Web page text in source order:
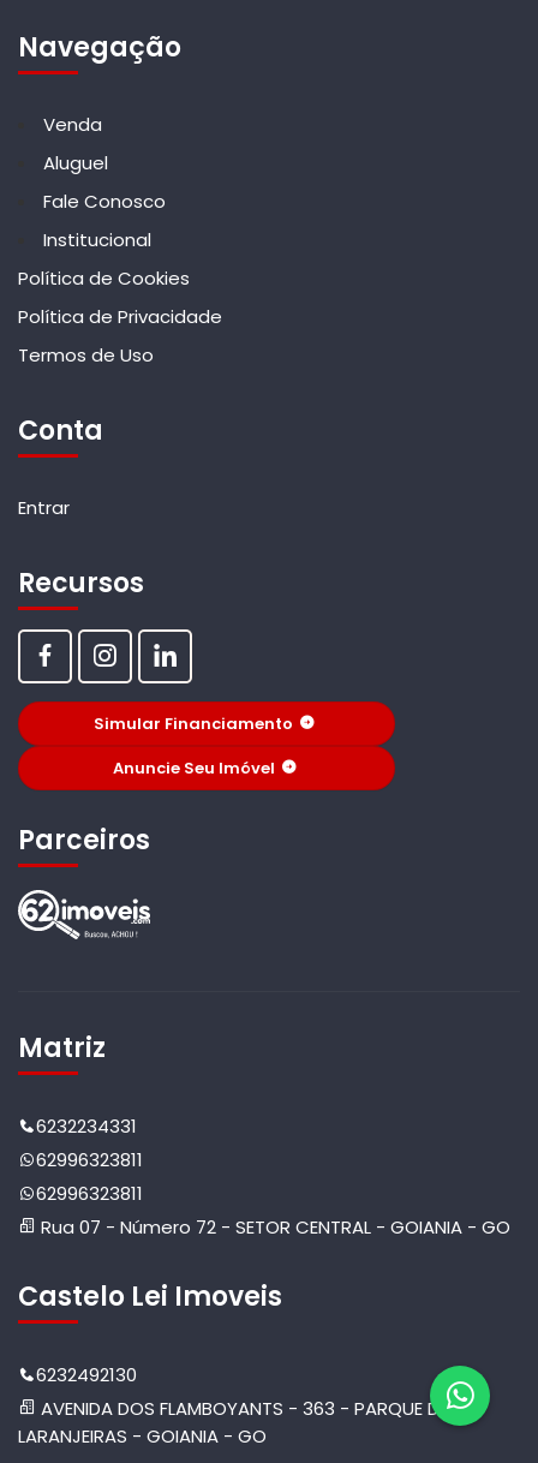
Navegação
Venda
Aluguel
Fale Conosco
Institucional
Política de Cookies
Política de Privacidade
Termos de Uso
Conta
Entrar
Recursos
Simular Financiamento
Anuncie Seu Imóvel
Parceiros
Matriz
6232234331
62996323811
62996323811
Rua 07 - Número 72 - SETOR CENTRAL - GOIANIA - GO
Castelo Lei Imoveis
6232492130
AVENIDA DOS FLAMBOYANTS - 363 - PARQUE DAS
LARANJEIRAS - GOIANIA - GO